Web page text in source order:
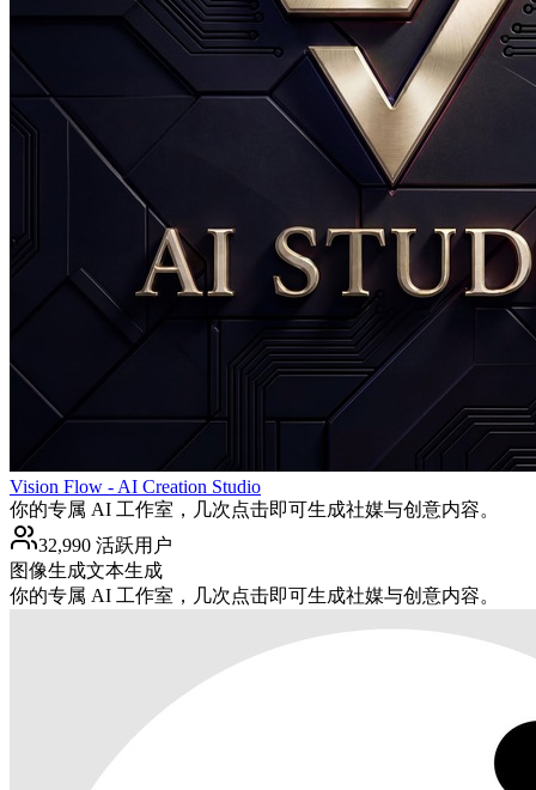
Vision Flow - AI Creation Studio
你的专属 AI 工作室，几次点击即可生成社媒与创意内容。
32,990 活跃用户
图像生成文本生成
你的专属 AI 工作室，几次点击即可生成社媒与创意内容。